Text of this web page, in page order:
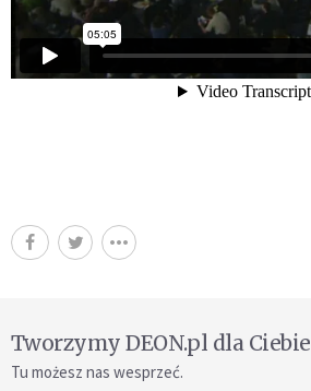
Tworzymy DEON.pl dla Ciebie
Tu możesz nas wesprzeć.